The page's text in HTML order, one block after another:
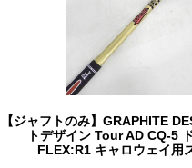
【ジャフトのみ】GRAPHITE
トデザイン Tour AD CQ-5
FLEX:R1 キャロウェイ用